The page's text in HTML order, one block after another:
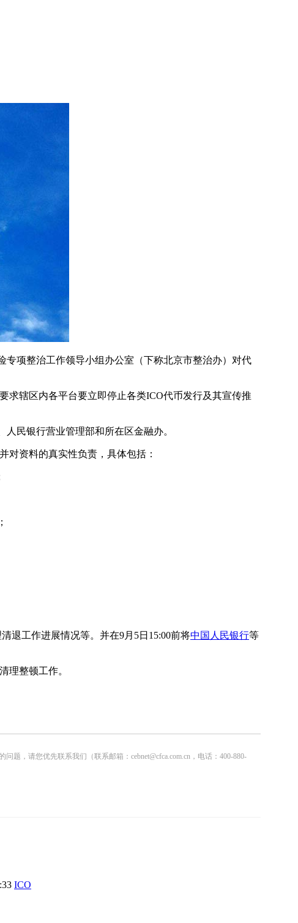
专项整治工作领导小组办公室（下称北京市整治办）对代
辖区内各平台要立即停止各类ICO代币发行及其宣传推
民银行营业管理部和所在区金融办。
资料的真实性负责，具体包括：
工作进展情况等。并在9月5日15:00前将中国人民银行等
理整顿工作。
，请您优先联系我们（联系邮箱：cebnet@cfca.com.cn，电话：400-880-
ICO